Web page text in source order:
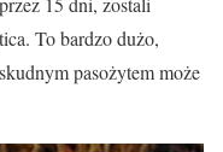
To bardzo dużo,
pasożytem może